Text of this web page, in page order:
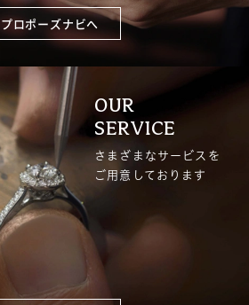
プロポーズナビへ
OUR
SERVICE
さまざまなサービスを
ご用意しております